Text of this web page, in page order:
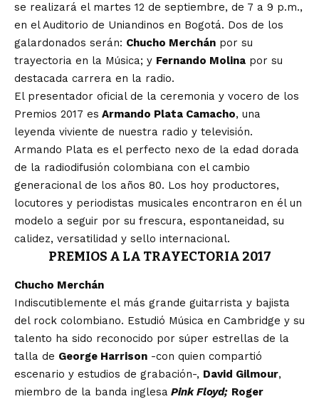
se realizará el martes 12 de septiembre, de 7 a 9 p.m.,
en el Auditorio de Uniandinos en Bogotá. Dos de los
galardonados serán: Chucho Merchán por su
trayectoria en la Música; y Fernando Molina por su
destacada carrera en la radio.
El presentador oficial de la ceremonia y vocero de los
Premios 2017 es Armando Plata Camacho, una
leyenda viviente de nuestra radio y televisión.
Armando Plata es el perfecto nexo de la edad dorada
de la radiodifusión colombiana con el cambio
generacional de los años 80. Los hoy productores,
locutores y periodistas musicales encontraron en él un
modelo a seguir por su frescura, espontaneidad, su
calidez, versatilidad y sello internacional.
PREMIOS A LA TRAYECTORIA 2017
Chucho Merchán
Indiscutiblemente el más grande guitarrista y bajista
del rock colombiano. Estudió Música en Cambridge y su
talento ha sido reconocido por súper estrellas de la
talla de George Harrison -con quien compartió
escenario y estudios de grabación-, David Gilmour,
miembro de la banda inglesa Pink Floyd; Roger